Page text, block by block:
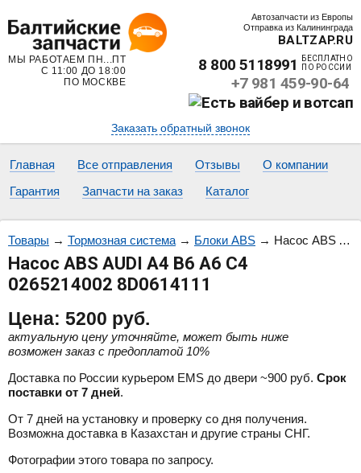
Автозапчасти из Европы
Отправка из Калининграда
BALTZAP.RU
МЫ РАБОТАЕМ ПН...ПТ
С 11:00 ДО 18:00
ПО МОСКВЕ
8 800 5118991
БЕСПЛАТНО
ПО РОССИИ
+7 981 459-90-64
Заказать обратный звонок
Главная Все отправления Отзывы
О компании
Гарантия
Запчасти на заказ Каталог
Товары → Тормозная система→ Блоки ABS → Насос ABS AUDI A4 B6 A6 C4 0265214002 8D0614111
Насос ABS AUDI A4 B6 A6 C4
0265214002 8D0614111
Цена: 5200 руб.
актуальную цену уточняйте, может быть ниже
возможен заказ с предоплатой 10%
Доставка по России курьером EMS до двери ~900 руб. Срок
поставки от 7 дней.
От 7 дней на установку и проверку со дня получения.
Возможна доставка в Казахстан и другие страны СНГ.
Фотографии этого товара по запросу.